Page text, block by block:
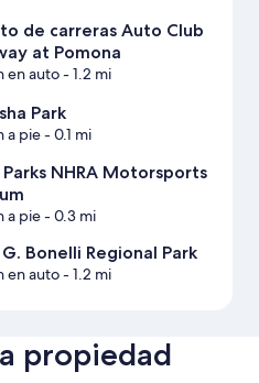
de carreras Auto Club
at Pomona
en auto- 1.2 mi
Park
a pie- 0.1 mi
NHRA Motorsports
a pie- 0.3 mi
G. Bonelli Regional Park
en auto- 1.2 mi
propiedad